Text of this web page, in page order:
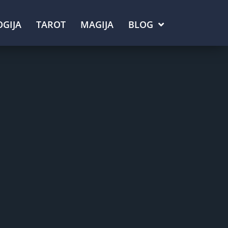
TAROT MAGIJA BLOG